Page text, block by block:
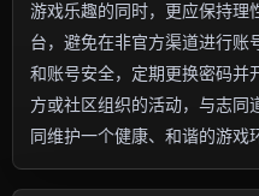
游戏乐趣的同时，更应保持理
台，避免在非官方渠道进行账
和账号安全，定期更换密码并
方或社区组织的活动，与志同
同维护一个健康、和谐的游戏